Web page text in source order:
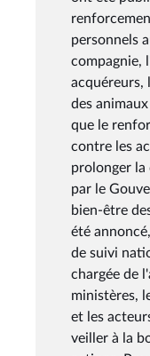
personnels
compagnie,
acquéreurs,
des
que le
contre les
prolonger la
par le
bien-être
été
de suivi
chargée de
ministères,
et les
veiller à la